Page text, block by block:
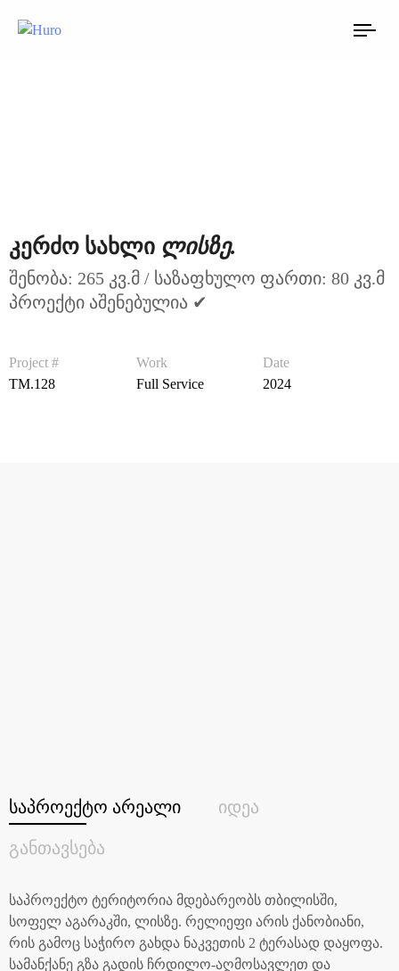
კერძო სახლი ლისზე.
შენობა: 265 კვ.მ / საზაფხულო ფართი: 80 კვ.მ
პროექტი აშენებულია ✔
Project #
TM.128
Work
Full Service
Date
2024
საპროექტო არეალი იდეა
განთავსება
საპროექტო ტერიტორია მდებარეობს თბილისში,
სოფელ აგარაკში, ლისზე. რელიეფი არის ქანობიანი,
რის გამოც საჭირო გახდა ნაკვეთის 2 ტერასად დაყოფა.
სამანქანე გზა გადის ჩრდილო-აღმოსავლეთ და